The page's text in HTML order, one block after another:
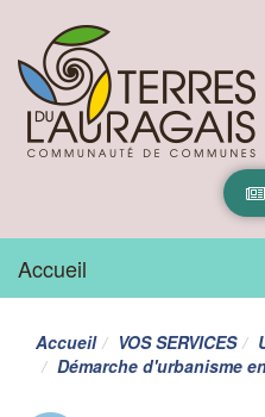
Accueil
Accueil VOS SERVICES
Démarche d'urbanisme